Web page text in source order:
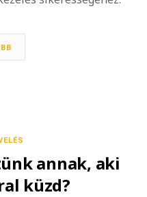
annak, aki
küzd?